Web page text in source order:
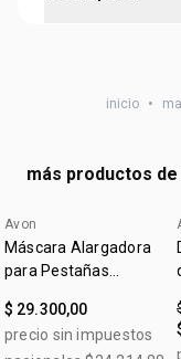
Legendary
con un cepillo de
Alargadora para
Avanzada fórmula
luzcan más largas
inicio •
más productos
Avon
Máscara Alargadora
para Pestañas
$ 29.300,00
precio sin impuestos